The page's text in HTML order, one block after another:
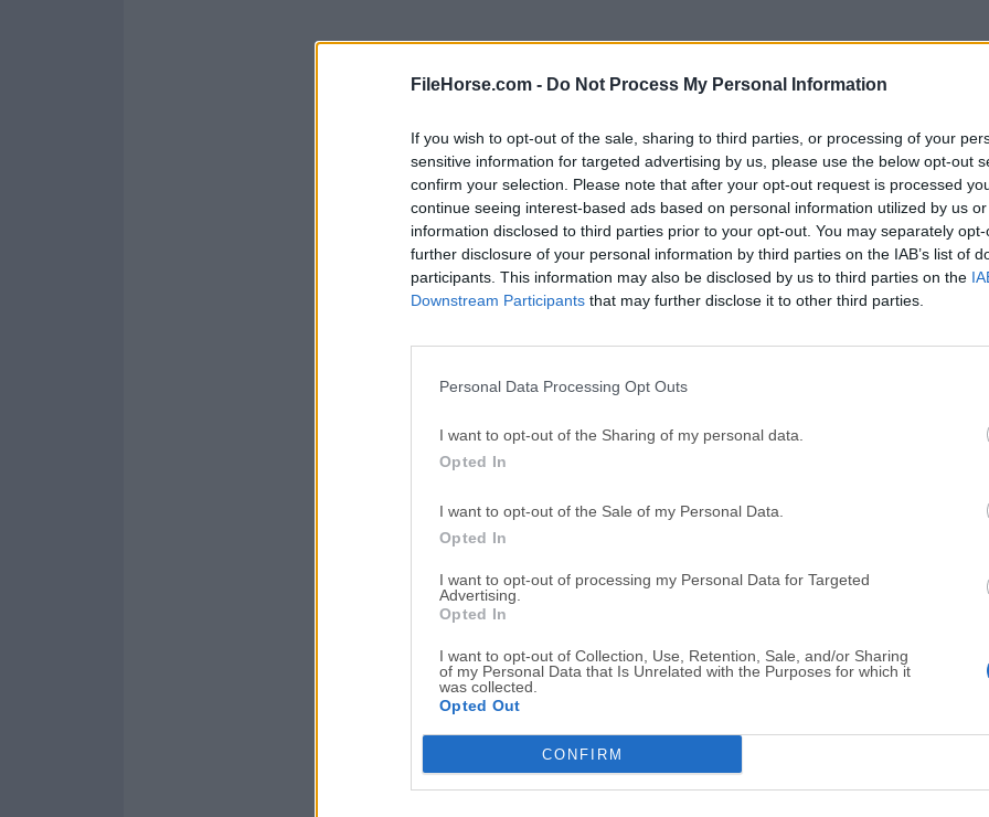
FileHorse.com - Do Not Process My Personal Information
If you wish to opt-out of the sale, sharing to third parties, or processing of your
sensitive information for targeted advertising by us, please use the below opt-out
confirm your selection. Please note that after your opt-out request is processed
continue seeing interest-based ads based on personal information utilized by us
information disclosed to third parties prior to your opt-out. You may separately
further disclosure of your personal information by third parties on the IAB’s list of
participants. This information may also be disclosed by us to third parties on the
Downstream Participants that may further disclose it to other third parties.
Personal Data Processing Opt Outs
I want to opt-out of the Sharing of my personal data.
Opted In
I want to opt-out of the Sale of my Personal Data.
Opted In
I want to opt-out of processing my Personal Data for Targeted
Advertising.
Opted In
I want to opt-out of Collection, Use, Retention, Sale, and/or Sharing
of my Personal Data that Is Unrelated with the Purposes for which it
was collected.
Opted Out
CONFIRM
Descargar ExpanDrive 7.7.6
¿Por qué se publica esta aplicación en FileHorse? ( Más
Imágenes
Top Descargas
Opera 134.0 Build 5954.46 Adobe Photoshop CC 2026
OKX - Buy Bitcoin or Ethereum
Adobe Acrobat Pro 2026.001.21771 Cleamio 3.4.0
Malwarebytes 5.25.2 TradingView - Track All